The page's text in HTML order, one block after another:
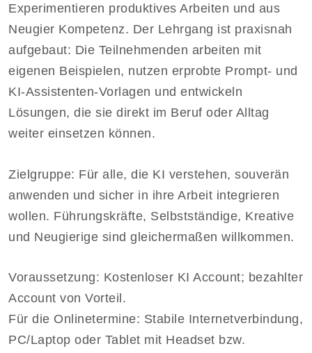
Experimentieren produktives Arbeiten und aus
Neugier Kompetenz. Der Lehrgang ist praxisnah
aufgebaut: Die Teilnehmenden arbeiten mit
eigenen Beispielen, nutzen erprobte Prompt- und
KI-Assistenten-Vorlagen und entwickeln
Lösungen, die sie direkt im Beruf oder Alltag
weiter einsetzen können.
Zielgruppe: Für alle, die KI verstehen, souverän
anwenden und sicher in ihre Arbeit integrieren
wollen. Führungskräfte, Selbstständige, Kreative
und Neugierige sind gleichermaßen willkommen.
Voraussetzung: Kostenloser KI Account; bezahlter
Account von Vorteil.
Für die Onlinetermine: Stabile Internetverbindung,
PC/Laptop oder Tablet mit Headset bzw.